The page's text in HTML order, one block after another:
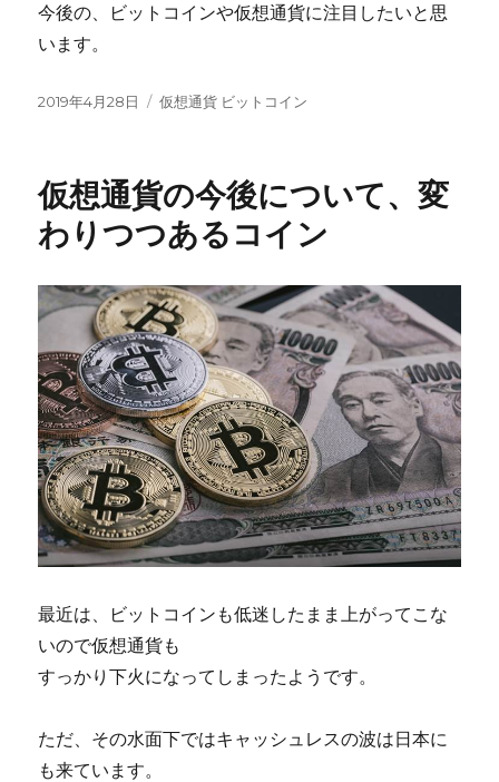
今後の、ビットコインや仮想通貨に注目したいと思
います。
投
2019年4月28日
カ
ー
仮想通貨 ビットコイン
仮想通貨の今後について、変
わりつつあるコイン
最近は、ビットコインも低迷したまま上がってこな
いので仮想通貨も
すっかり下火になってしまったようです。
ただ、その水面下ではキャッシュレスの波は日本に
も来ています。